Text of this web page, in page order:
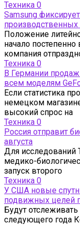
Техника 0
Samsung
производственных
Положение
начало постепенно
компания
Техника 0
В Германии
всем моделям
Если статистика
немецком
высокий спрос на
Техника 0
Россия отправит
августа
Для исследований
медико-
запуск второго
Техника 0
У США новые
подвижных целей
Будут
следующего года